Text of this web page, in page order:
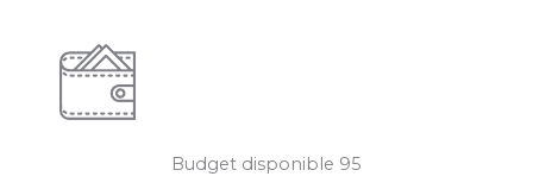
Budget disponible 95